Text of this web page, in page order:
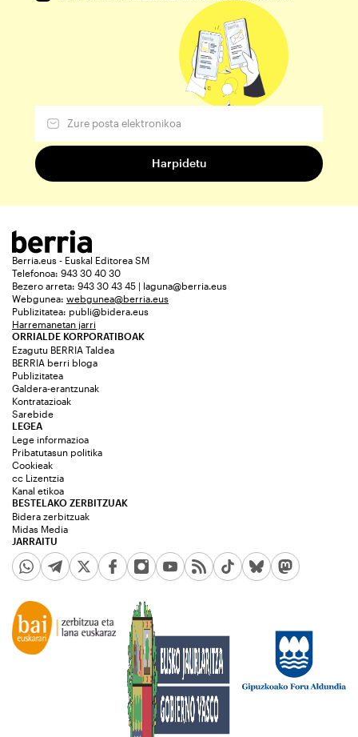
Berria.eus - Euskal Editorea SM
Telefonoa: 943 30 40 30
Bezero arreta: 943 30 43 45 | laguna@berria.eus
Webgunea: webgunea@berria.eus
Publizitatea: publi@bidera.eus
Harremanetan jarri
ORRIALDE KORPORATIBOAK
Ezagutu BERRIA Taldea
BERRIA berri bloga
Publizitatea
Galdera-erantzunak
Kontratazioak
Sarebide
JARRAITU
LEGEA
Lege informazioa
Pribatutasun politika
Cookieak
cc Lizentzia
Kanal etikoa
BESTELAKO ZERBITZUAK
Bidera zerbitzuak
Midas Media